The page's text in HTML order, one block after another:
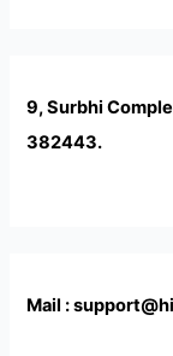
9, Surbhi
382443.
Mail :